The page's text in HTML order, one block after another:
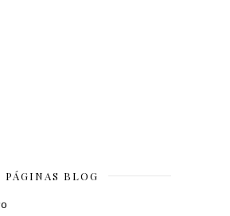
PÁGINAS BLOG